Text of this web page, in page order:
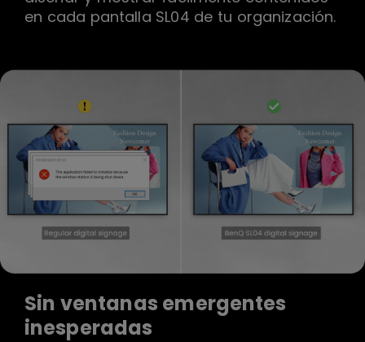
en cada pantalla SL04 de tu organización.
Sin ventanas emergentes
inesperadas